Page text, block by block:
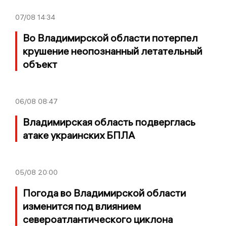
07/08 14:34
Во Владимирской области потерпел
крушение неопознанный летательный
объект
06/08 08:47
Владимирская область подверглась
атаке украинских БПЛА
05/08 20:00
Погода во Владимирской области
изменится под влиянием
североатлантического циклона